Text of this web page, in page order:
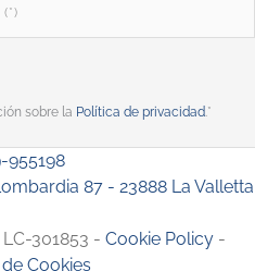
sobre la Política de privacidad.*
955198
87 - 23888 La Valletta
301853 - Cookie Policy -
Cookies